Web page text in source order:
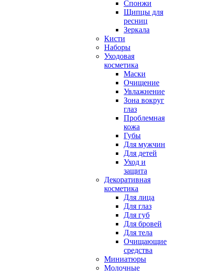
Спонжи
Щипцы для
ресниц
Зеркала
Кисти
Наборы
Уходовая
косметика
Маски
Очищение
Увлажнение
Зона вокруг
глаз
Проблемная
кожа
Губы
Для мужчин
Для детей
Уход и
защита
Декоративная
косметика
Для лица
Для глаз
Для губ
Для бровей
Для тела
Очищающие
средства
Миниатюры
Молочные